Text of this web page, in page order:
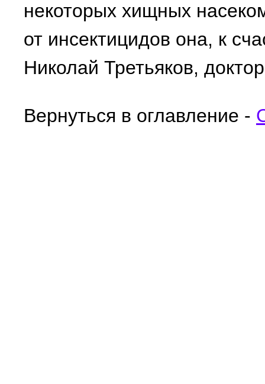
некоторых хищных
от инсектицидов она, к
Николай Третьяков,
Вернуться в оглавление -